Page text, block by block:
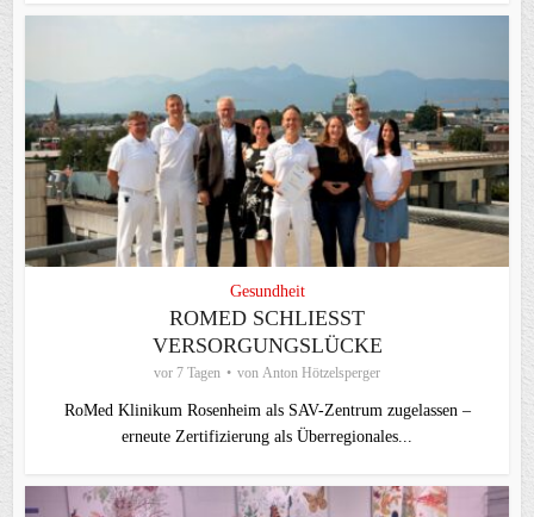
Gesundheit
ROMED SCHLIESST V
ERSORGUNGSLÜCKE
vor 7 Tagen von Anton Hötzelsperger
RoMed Klinikum Rosenheim als SAV-Zentrum zugelassen –
erneute Zertifizierung als Überregionales...